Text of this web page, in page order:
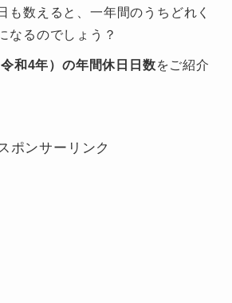
も数えると、一年間のうちどれく
なるのでしょう？
和4年）の年間休日日数をご紹介
ポンサーリンク